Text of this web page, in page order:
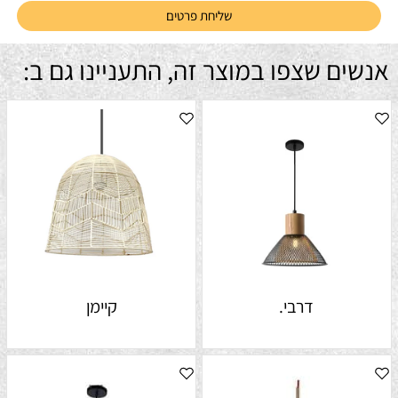
אנשים שצפו במוצר זה, התעניינו גם ב:
דרבי. קיימן